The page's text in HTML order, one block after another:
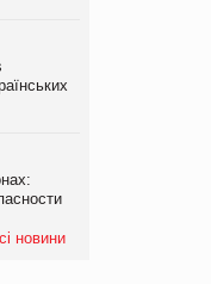
новини